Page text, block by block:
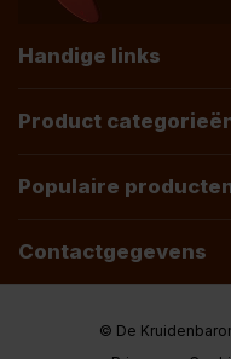
Handige links
Product
Populaire
Contactgegevens
© De